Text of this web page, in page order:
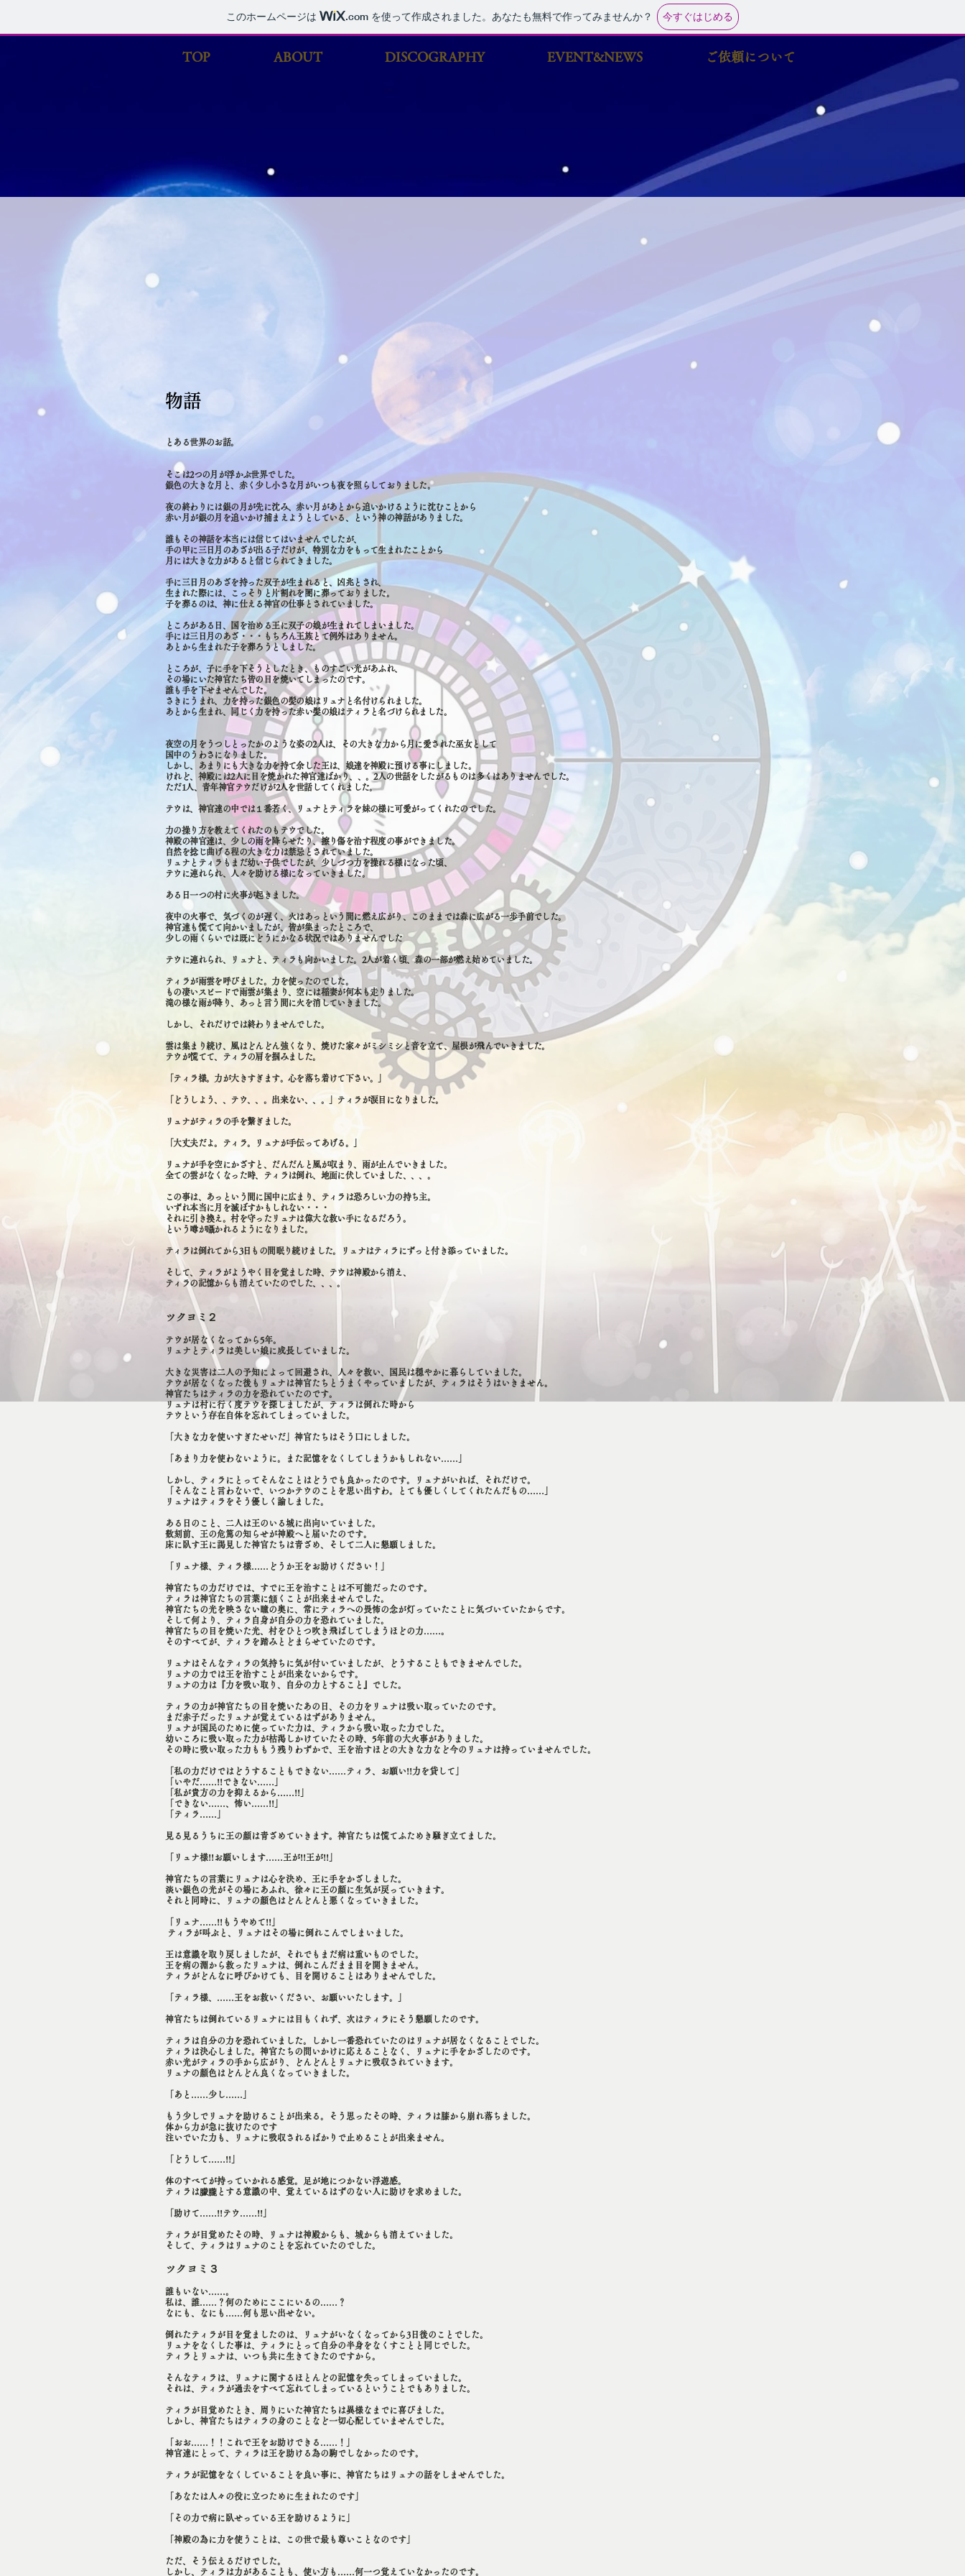
このホームページは .com を使って作成されました。あなたも無料で作ってみませんか？ 今すぐはじめる
TOP ABOUT DISCOGRAPHY EVENT&NEWS ご依頼について
物語
とある世界のお話。
そこは2つの月が浮かぶ世界でした。
銀色の大きな月と、赤く少し小さな月がいつも夜を照らしておりました。
夜の終わりには銀の月が先に沈み、赤い月があとから追いかけるように沈むことから
赤い月が銀の月を追いかけ捕まえようとしている、という神の神話がありました。
誰もその神話を本当には信じてはいませんでしたが、
手の甲に三日月のあざが出る子だけが、特別な力をもって生まれたことから
月には大きな力があると信じられてきました。
手に三日月のあざを持った双子が生まれると、凶兆とされ、
生まれた際には、こっそりと片割れを闇に葬っておりました。
子を葬るのは、神に仕える神官の仕事とされていました。
ところがある日、国を治める王に双子の娘が生まれてしまいました。
手には三日月のあざ・・・もちろん王族とて例外はありません。
あとから生まれた子を葬ろうとしました。
ところが、子に手を下そうとしたとき、ものすごい光があふれ、
その場にいた神官たち皆の目を焼いてしまったのです。
誰も手を下せませんでした。
さきにうまれ、力を持った銀色の髪の娘はリュナと名付けられました。
あとから生まれ、同じく力を持った赤い髪の娘はティラと名づけられました。
夜空の月をうつしとったかのような姿の2人は、その大きな力から月に愛された巫女として
国中のうわさになりました。
しかし、あまりにも大きな力を持て余した王は、娘達を神殿に預ける事にしました。
けれど、神殿には2人に目を焼かれた神官達ばかり、、。2人の世話をしたがるものは多くはありませんでした。
ただ1人、青年神官テウだけが2人を世話してくれました。
テウは、神官達の中では１番若く、リュナとティラを妹の様に可愛がってくれたのでした。
力の操り方を教えてくれたのもテウでした。
神殿の神官達は、少しの雨を降らせたり、擦り傷を治す程度の事ができました。
自然を捻じ曲げる程の大きな力は禁忌とされていました。
リュナとティラもまだ幼い子供でしたが、少しづつ力を操れる様になった頃、
テウに連れられ、人々を助ける様になっていきました。
ある日一つの村に火事が起きました。
夜中の火事で、気づくのが遅く、火はあっという間に燃え広がり、このままでは森に広がる一歩手前でした。
神官達も慌てて向かいましたが、皆が集まったところで、
少しの雨くらいでは既にどうにかなる状況ではありませんでした
テウに連れられ、リュナと、ティラも向かいました。2人が着く頃、森の一部が燃え始めていました。
ティラが雨雲を呼びました。力を使ったのでした。
もの凄いスピードで雨雲が集まり、空には稲妻が何本も走りました。
滝の様な雨が降り、あっと言う間に火を消していきました。
しかし、それだけでは終わりませんでした。
雲は集まり続け、風はどんどん強くなり、焼けた家々がミシミシと音を立て、屋根が飛んでいきました。
テウが慌てて、ティラの肩を掴みました。
「ティラ様。力が大きすぎます。心を落ち着けて下さい。」
「どうしよう、、テウ、、。出来ない、、。」ティラが涙目になりました。
リュナがティラの手を繋ぎました。
「大丈夫だよ。ティラ。リュナが手伝ってあげる。」
リュナが手を空にかざすと、だんだんと風が収まり、雨が止んでいきました。
全ての雲がなくなった時、ティラは倒れ、地面に伏していました、、、。
この事は、あっという間に国中に広まり、ティラは恐ろしい力の持ち主。
いずれ本当に月を滅ぼすかもしれない・・・
それに引き換え。村を守ったリュナは偉大な救い手になるだろう。
という噂が囁かれるようになりました。
ティラは倒れてから3日もの間眠り続けました。リュナはティラにずっと付き添っていました。
そして、ティラがようやく目を覚ました時、テウは神殿から消え、
ティラの記憶からも消えていたのでした、、、。
​ツクヨミ２​
テウが居なくなってから5年。
リュナとティラは美しい娘に成長していました。
大きな災害は二人の予知によって回避され、人々を救い、国民は穏やかに暮らしていました。
テウが居なくなった後もリュナは神官たちとうまくやっていましたが、ティラはそうはいきません。
神官たちはティラの力を恐れていたのです。
リュナは村に行く度テウを探しましたが、ティラは倒れた時から
テウという存在自体を忘れてしまっていました。
「大きな力を使いすぎたせいだ」神官たちはそう口にしました。
「あまり力を使わないように。また記憶をなくしてしまうかもしれない……」
しかし、ティラにとってそんなことはどうでも良かったのです。リュナがいれば、それだけで。
「そんなこと言わないで、いつかテウのことを思い出すわ。とても優しくしてくれたんだもの……」
リュナはティラをそう優しく諭しました。
ある日のこと、二人は王のいる城に出向いていました。
数刻前、王の危篤の知らせが神殿へと届いたのです。
床に臥す王に謁見した神官たちは青ざめ、そして二人に懇願しました。
「リュナ様、ティラ様……どうか王をお助けください！」
神官たちの力だけでは、すでに王を治すことは不可能だったのです。
ティラは神官たちの言葉に頷くことが出来ませんでした。
神官たちの光を映さない瞳の奥に、常にティラへの畏怖の念が灯っていたことに気づいていたからです。
そして何より、ティラ自身が自分の力を恐れていました。
神官たちの目を焼いた光、村をひとつ吹き飛ばしてしまうほどの力……。
そのすべてが、ティラを踏みとどまらせていたのです。
リュナはそんなティラの気持ちに気が付いていましたが、どうすることもできませんでした。
リュナの力では王を治すことが出来ないからです。
リュナの力は『力を吸い取り、自分の力とすること』でした。
ティラの力が神官たちの目を焼いたあの日、その力をリュナは吸い取っていたのです。
まだ赤子だったリュナが覚えているはずがありません。
リュナが国民のために使っていた力は、ティラから吸い取った力でした。
幼いころに吸い取った力が枯渇しかけていたその時、5年前の大火事がありました。
その時に吸い取った力ももう残りわずかで、王を治すほどの大きな力など今のリュナは持っていませんでした。
「私の力だけではどうすることもできない……ティラ、お願い!!力を貸して」
「いやだ……!!できない……」
「私が貴方の力を抑えるから……!!」
「できない……、怖い……!!」
「ティラ……」
見る見るうちに王の顔は青ざめていきます。神官たちは慌てふためき騒ぎ立てました。
「リュナ様!!お願いします……王が!!王が!!」
神官たちの言葉にリュナは心を決め、王に手をかざしました。
淡い銀色の光がその場にあふれ、徐々に王の顔に生気が戻っていきます。
それと同時に、リュナの顔色はどんどんと悪くなっていきました。
「リュナ……!!もうやめて!!」
ティラが叫ぶと、リュナはその場に倒れこんでしまいました。
王は意識を取り戻しましたが、それでもまだ病は重いものでした。
王を病の淵から救ったリュナは、倒れこんだまま目を開きません。
ティラがどんなに呼びかけても、目を開けることはありませんでした。
「ティラ様、……王をお救いください、お願いいたします。」
神官たちは倒れているリュナには目もくれず、次はティラにそう懇願したのです。
ティラは自分の力を恐れていました。しかし一番恐れていたのはリュナが居なくなることでした。
ティラは決心しました。神官たちの問いかけに応えることなく、リュナに手をかざしたのです。
赤い光がティラの手から広がり、どんどんとリュナに吸収されていきます。
リュナの顔色はどんどん良くなっていきました。
「あと……少し……」
もう少しでリュナを助けることが出来る。そう思ったその時、ティラは膝から崩れ落ちました。
体から力が急に抜けたのです
注いでいた力も、リュナに吸収されるばかりで止めることが出来ません。
「どうして……!!」
体のすべてが持っていかれる感覚。足が地につかない浮遊感。
ティラは朦朧とする意識の中、覚えているはずのない人に助けを求めました。
「助けて……!!テウ……!!」
ティラが目覚めたその時、リュナは神殿からも、城からも消えていました。
そして、ティラはリュナのことを忘れていたのでした。
ツクヨミ３
誰もいない……。
私は、誰……？何のためにここにいるの……？
なにも、なにも……何も思い出せない。
倒れたティラが目を覚ましたのは、リュナがいなくなってから3日後のことでした。
リュナをなくした事は、ティラにとって自分の半身をなくすことと同じでした。
ティラとリュナは、いつも共に生きてきたのですから。
そんなティラは、リュナに関するほとんどの記憶を失ってしまっていました。
それは、ティラが過去をすべて忘れてしまっているということでもありました。
ティラが目覚めたとき、周りにいた神官たちは異様なまでに喜びました。
しかし、神官たちはティラの身のことなど一切心配していませんでした。
「おお……！！これで王をお助けできる……！」
神官達にとって、ティラは王を助ける為の駒でしなかったのです。
ティラが記憶をなくしていることを良い事に、神官たちはリュナの話をしませんでした。
「あなたは人々の役に立つために生まれたのです」
「その力で病に臥せっている王を助けるように」
「神殿の為に力を使うことは、この世で最も尊いことなのです」
ただ、そう伝えるだけでした。
しかし、ティラは力があることも、使い方も……何一つ覚えていなかったのです。